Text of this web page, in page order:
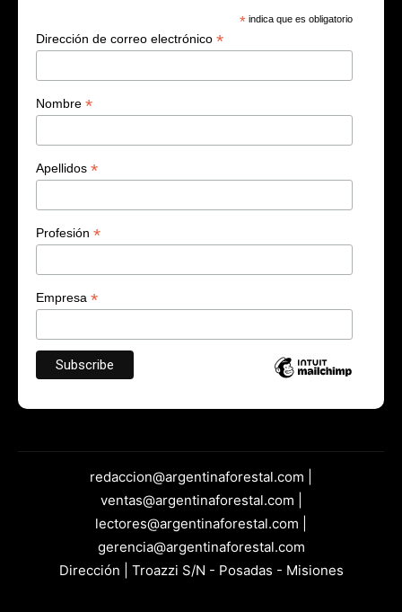
* indica que es obligatorio
Dirección de correo electrónico *
Nombre *
Apellidos *
Profesión *
Empresa *
redaccion@argentinaforestal.com |
ventas@argentinaforestal.com |
lectores@argentinaforestal.com |
gerencia@argentinaforestal.com
Dirección | Troazzi S/N - Posadas - Misiones